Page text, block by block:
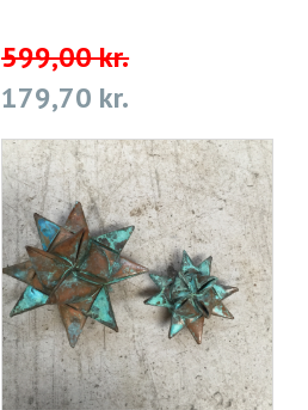
599,00 kr.
179,70 kr.